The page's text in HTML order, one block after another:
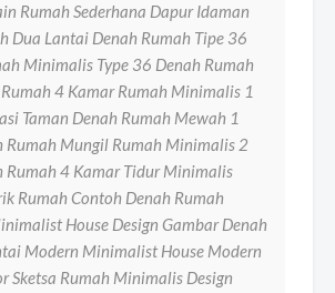
Rumah Sederhana Dapur Idaman
Dua Lantai Denah Rumah Tipe 36
Minimalis Type 36 Denah Rumah
4 Kamar Rumah Minimalis 1
Taman Denah Rumah Mewah 1
Rumah Mungil Rumah Minimalis 2
Rumah 4 Kamar Tidur Minimalis
Rumah Contoh Denah Rumah
House Design Gambar Denah
Modern Minimalist House Modern
Sketsa Rumah Minimalis Design